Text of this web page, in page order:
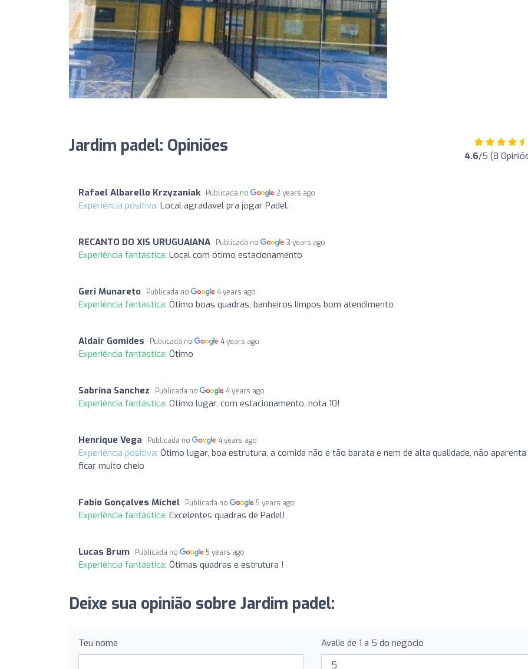
Jardim padel: Opiniões 4.6/5 (8
Rafael Albarello Krzyzaniak Publicada no 2 years ago
Experiência positiva: Local agradável pra jogar Padel.
RECANTO DO XIS URUGUAIANA Publicada no 3 years ago
Experiência fantástica: Local com ótimo estacionamento
Geri Munareto Publicada no 4 years ago
Experiência fantástica: Ótimo boas quadras, banheiros limpos bom atendimento
Aldair Gomides Publicada no 4 years ago
Experiência fantástica: Ótimo
Sabrina Sanchez Publicada no 4 years ago
Experiência fantástica: Ótimo lugar, com estacionamento, nota 10!
Henrique Vega Publicada no 4 years ago
Experiência positiva: Ótimo lugar, boa estrutura, a comida não é tão barata e nem de alta qualidade, não aparenta
ficar muito cheio
Fabio Gonçalves Michel Publicada no 5 years ago
Experiência fantástica: Excelentes quadras de Padel!
Lucas Brum Publicada no 5 years ago
Experiência fantástica: Ótimas quadras e estrutura !
Deixe sua opinião sobre Jardim padel:
Teu nome Avalie de 1 a 5 do negócio